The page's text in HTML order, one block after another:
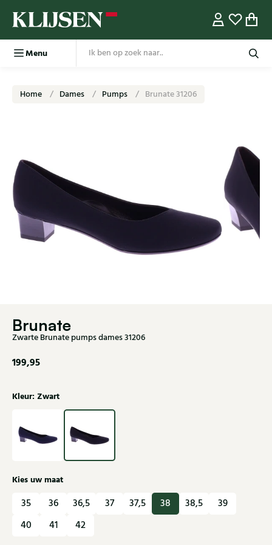
Menu
Home Dames Pumps Brunate 31206
Brunate
Zwarte Brunate pumps dames 31206
199,95
Kleur: Zwart
Kies uw maat
35 36 36,5 37 37,5 38 38,5
39
40
41 42